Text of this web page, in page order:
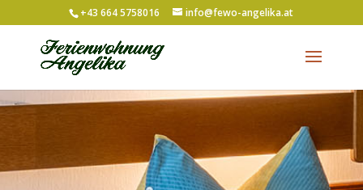
+43 664 5758016 info@fewo-angelika.at